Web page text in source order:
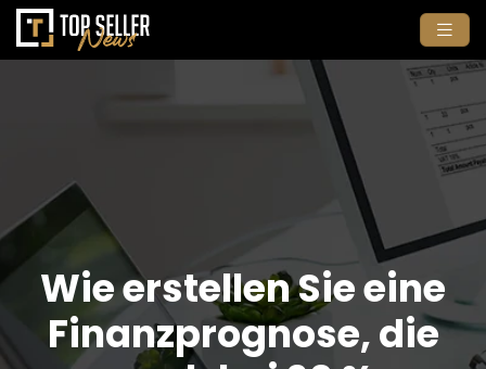
Wie erstellen Sie eine
Finanzprognose, die